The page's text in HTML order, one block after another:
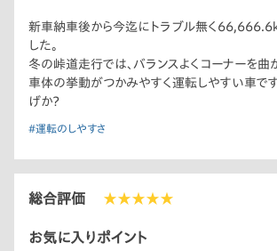
新車納車後から今迄にトラブル無く
した。
冬の峠道走行では、バランスよくコーナーを曲が
車体の挙動がつかみやすく運転しやすい車で
げか？
#運転のしやすさ
総合評価 ★★★★★
お気に入りポイント